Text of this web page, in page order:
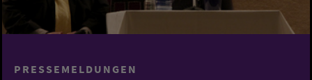
PRESSEMELDUNGEN